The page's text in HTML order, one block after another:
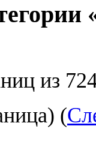
из
(